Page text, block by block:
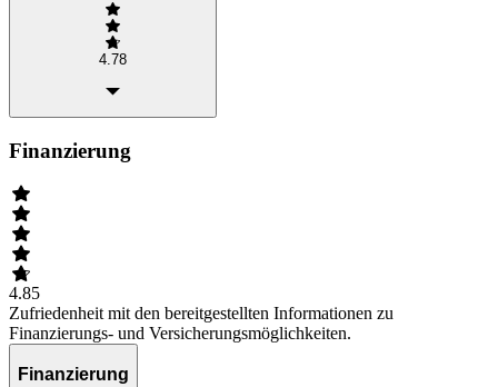
4.78
Finanzierung
4.85
Zufriedenheit mit den bereitgestellten Informationen zu
Finanzierungs- und Versicherungsmöglichkeiten.
Finanzierung